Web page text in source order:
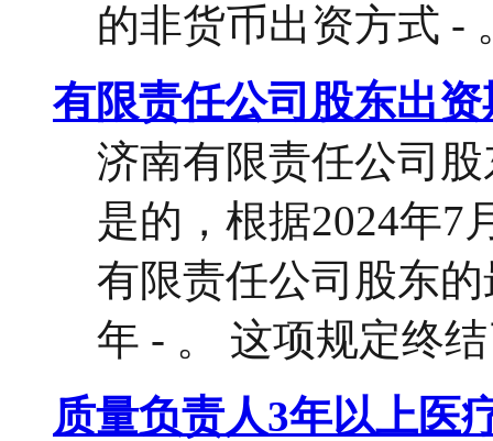
的非货币出资方式 -
有限责任公司股东出
济南有限责任公司
是的，根据2024年7
有限责任公司股东
年 - 。 这项规定终
质量负责人3年以上医